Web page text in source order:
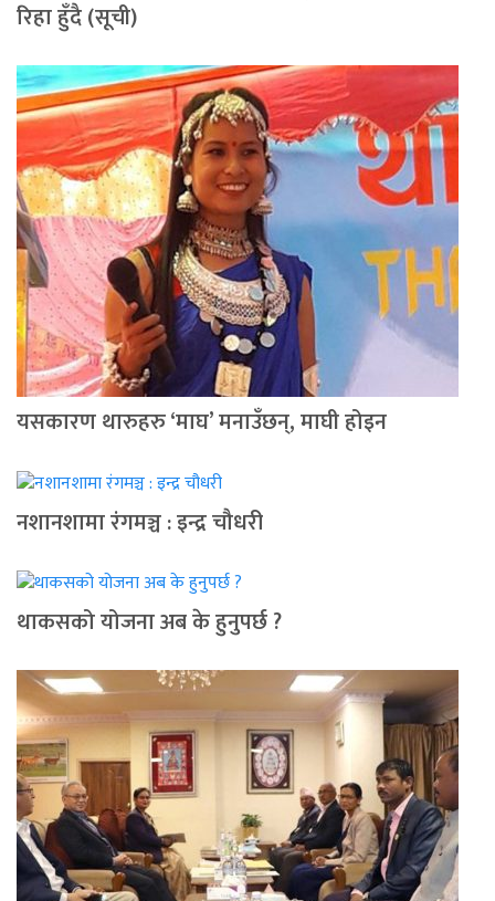
रिहा हुँदै (सूची)
यसकारण थारुहरु ‘माघ’ मनाउँछन्, माघी होइन
नशानशामा रंगमञ्च : इन्द्र चौधरी
थाकसको योजना अब के हुनुपर्छ ?